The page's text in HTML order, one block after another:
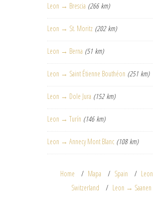
Leon → Brescia (266 km)
Leon → St. Moritz (202 km)
Leon → Berna (51 km)
Leon → Saint Étienne Bouthéon (251 km)
Leon → Dole Jura (152 km)
Leon → Turín (146 km)
Leon → Annecy Mont Blanc (108 km)
Home Mapa Spain
Leon
Switzerland
Leon → Saanen